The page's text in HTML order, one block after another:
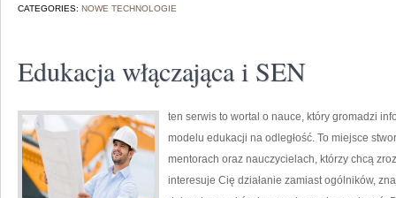
CATEGORIES: NOWE TECHNOLOGIE
Edukacja włączająca i SEN
ten serwis to wortal o nauce, który gromadzi
modelu edukacji na odległość. To miejsce
mentorach oraz nauczycielach, którzy chcą
interesuje Cię działanie zamiast ogólników,